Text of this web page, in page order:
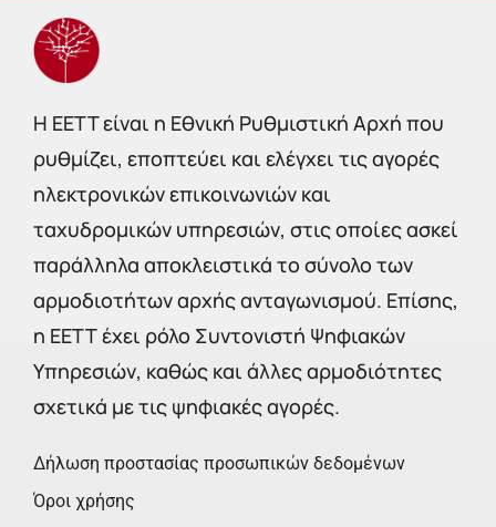
Η EETT είναι η Εθνική Ρυθμιστική Αρχή που
ρυθμίζει, εποπτεύει και ελέγχει τις αγορές
ηλεκτρονικών επικοινωνιών και
ταχυδρομικών υπηρεσιών, στις οποίες ασκεί
παράλληλα αποκλειστικά το σύνολο των
αρμοδιοτήτων αρχής ανταγωνισμού. Επίσης,
η ΕΕΤΤ έχει ρόλο Συντονιστή Ψηφιακών
Υπηρεσιών, καθώς και άλλες αρμοδιότητες
σχετικά με τις ψηφιακές αγορές.
Δήλωση προστασίας προσωπικών δεδομένων
Όροι χρήσης